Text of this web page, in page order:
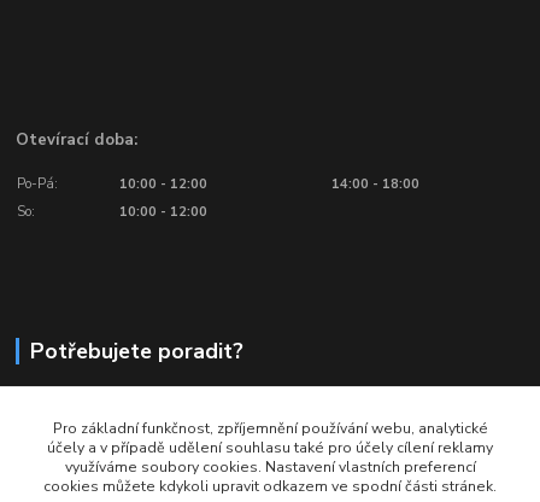
Otevírací doba:
Po-Pá: 10:00 - 12:00
14:00 - 18:00
So:
10:00 - 12:00
Potřebujete poradit?
Volejte: Po - Pá (10:00 - 18:00)
info@ragbyobchod.cz
Pro základní funkčnost, zpříjemnění používání webu, analytické
účely a v případě udělení souhlasu také pro účely cílení reklamy
využíváme soubory cookies. Nastavení vlastních preferencí
cookies můžete kdykoli upravit odkazem ve spodní části stránek.